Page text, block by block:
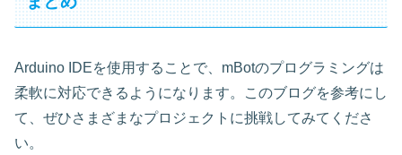
Arduino IDEを使用することで、mBotのプログラミングは
柔軟に対応できるようになります。このブログを参考にし
て、ぜひさまざまなプロジェクトに挑戦してみてくださ
い。